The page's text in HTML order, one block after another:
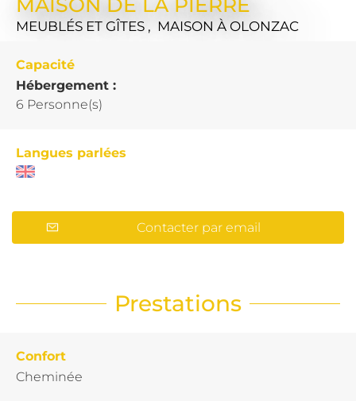
MEUBLÉS ET GÎTES , MAISON À OLONZAC
Capacité
Hébergement :
6 Personne(s)
Langues parlées
Contacter par email
Prestations
Confort
Cheminée